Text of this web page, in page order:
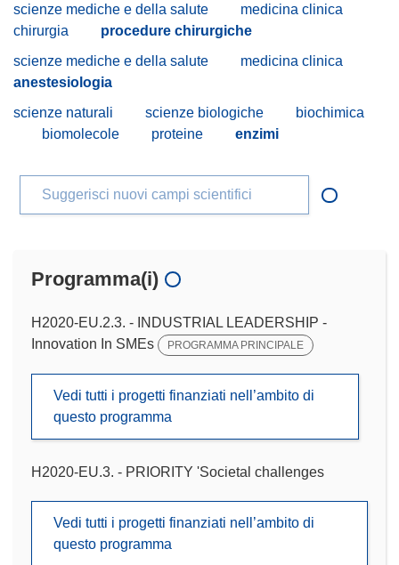
scienze mediche e della salute
medicina clinica
chirurgia
procedure chirurgiche
scienze mediche e della salute
medicina clinica
anestesiologia
scienze naturali
scienze biologiche
biochimica
biomolecole
proteine enzimi
Suggerisci nuovi campi scientifici
Programma(i)
H2020-EU.2.3. - INDUSTRIAL LEADERSHIP -
Innovation In SMEs
PROGRAMMA PRINCIPALE
Vedi tutti i progetti finanziati nell’ambito di
questo programma
H2020-EU.3. - PRIORITY 'Societal challenges
Vedi tutti i progetti finanziati nell’ambito di
questo programma